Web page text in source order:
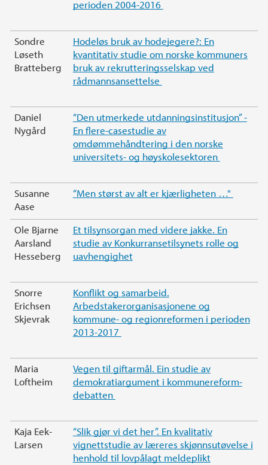
perioden 2004-2016
Sondre
Løseth
Bratteberg
Hodeløs bruk av hodejegere?: En
kvantitativ studie om norske kommuners
bruk av rekrutteringsselskap ved
rådmannsansettelse
Daniel
Nygård
“Den utmerkede utdanningsinstitusjon” -
En flere-casestudie av
omdømmehåndtering i den norske
universitets- og høyskolesektoren
Susanne
Aase
“Men størst av alt er kjærligheten …"
Ole Bjarne
Aarsland
Hesseberg
Et tilsynsorgan med videre jakke. En
studie av Konkurransetilsynets rolle og
uavhengighet
Snorre
Erichsen
Skjevrak
Konflikt og samarbeid.
Arbedstakerorganisasjonene og
kommune- og regionreformen i perioden
2013-2017
Maria
Loftheim
Vegen til giftarmål. Ein studie av
demokratiargument i kommunereform-
debatten
Kaja Eek-
Larsen
“Slik gjør vi det her”. En kvalitativ
vignettstudie av læreres skjønnsutøvelse i
henhold til lovpålagt meldeplikt